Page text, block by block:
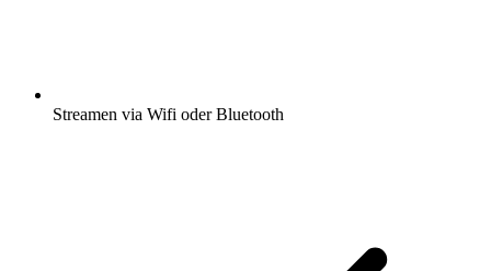
Streamen via Wifi oder Bluetooth